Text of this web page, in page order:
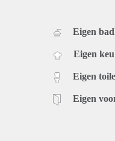
Eigen
Eigen
Eigen
Eigen